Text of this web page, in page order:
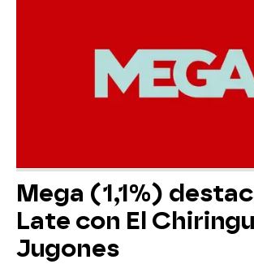
Mega (1,1%)
Late con El
Jugones